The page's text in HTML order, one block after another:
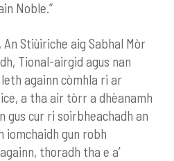
Noble.”
Stiùiriche aig Sabhal Mòr
Tional-airgid agus nan
againn còmhla ri ar
a tha air tòrr a dhèanamh
gus cur ri soirbheachadh an
iomchaidh gun robh
thoradh tha e a’